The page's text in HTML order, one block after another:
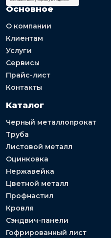
Основное
О компании
Клиентам
Услуги
Сервисы
Прайс-лист
Контакты
Каталог
Черный металлопрокат
Труба
Листовой металл
Оцинковка
Нержавейка
Цветной металл
Профнастил
Кровля
Сэндвич-панели
Гофрированный лист